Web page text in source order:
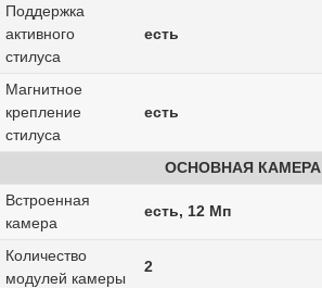
Поддержка
активного
стилуса
есть
Магнитное
крепление
стилуса
есть
ОСНОВНАЯ КАМЕРА
Встроенная
камера
есть, 12 Мп
Количество
модулей камеры
2